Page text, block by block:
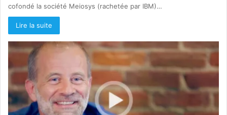
cofondé la société Meiosys (rachetée par IBM)…
Lire la suite